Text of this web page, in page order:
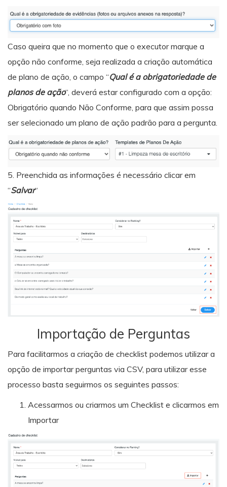
Caso queira que no momento que o executor marque a
opção não conforme, seja realizada a criação automática
de plano de ação, o campo “Qual é a obrigatoriedade de
planos de ação“, deverá estar configurado com a opção:
Obrigatório quando Não Conforme, para que assim possa
ser selecionado um plano de ação padrão para a pergunta.
5. Preenchida as informações é necessário clicar em
“Salvar“
Importação de Perguntas
Para facilitarmos a criação de checklist podemos utilizar a
opção de importar perguntas via CSV, para utilizar esse
processo basta seguirmos os seguintes passos:
Acessarmos ou criarmos um Checklist e clicarmos em
Importar